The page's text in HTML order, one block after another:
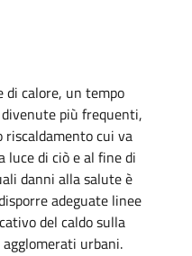
di calore, un tempo
più frequenti,
riscaldamento cui va
luce di ciò e al fine di
danni alla salute è
adeguate linee
del caldo sulla
urbani.